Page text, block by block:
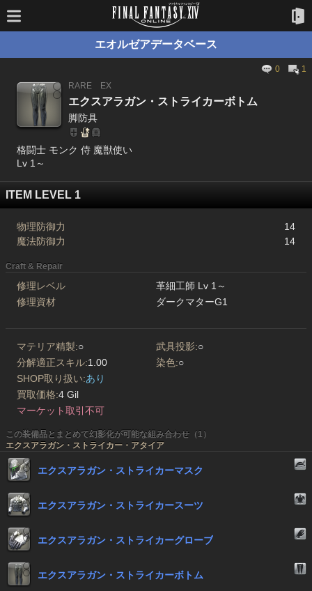
エオルゼアデータベース
0
1
RARE
EX
エクスアラガン・ストライカーボトム
脚防具
格闘士 モンク 侍 魔獣使い
Lv 1～
ITEM LEVEL 1
物理防御力
14
魔法防御力
14
Craft & Repair
修理レベル
革細工師 Lv 1～
修理資材
ダークマターG1
マテリア精製:○ 武具投影:○
分解適正スキル:1.00 染色:○
SHOP取り扱い:あり
買取価格:4 Gil
マーケット取引不可
この装備品とまとめて幻影化が可能な組み合わせ（1）
エクスアラガン・ストライカー・アタイア
エクスアラガン・ストライカーマスク
エクスアラガン・ストライカースーツ
エクスアラガン・ストライカーグローブ
エクスアラガン・ストライカーボトム